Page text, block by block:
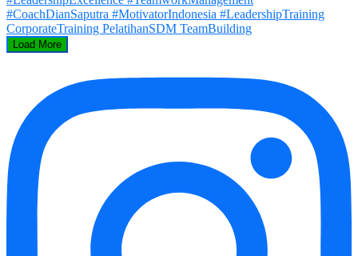
Load More